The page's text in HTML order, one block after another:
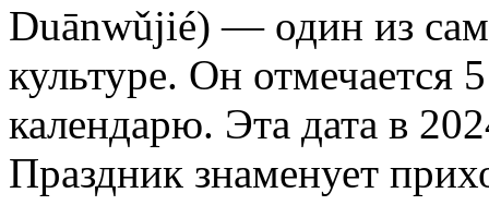
Duānwǔjié) — один из
культуре. Он отмечается
календарю. Эта дата в
Праздник знаменует